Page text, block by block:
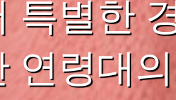
특별한
연령대